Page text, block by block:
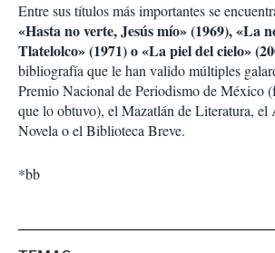
Entre sus títulos más importantes se
«Hasta no verte, Jesús mío» (1969), «La
Tlatelolco» (1971) o «La piel del cielo»
bibliografía que le han valido múltiples
Premio Nacional de Periodismo de México
que lo obtuvo), el Mazatlán de Literatura, el
Novela o el Biblioteca Breve.
*bb